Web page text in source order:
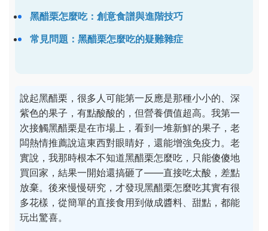
黑醋栗怎麼吃：創意食譜與進階技巧
常見問題：黑醋栗怎麼吃的疑難雜症
說起黑醋栗，很多人可能第一反應是那種小小的、深
紫色的果子，有點酸酸的，但營養價值超高。我第一
次接觸黑醋栗是在市場上，看到一堆新鮮的果子，老
闆熱情推薦說這東西對眼睛好，還能增強免疫力。老
實說，我那時根本不知道黑醋栗怎麼吃，只能傻傻地
買回家，結果一開始還搞砸了——直接吃太酸，差點
放棄。後來慢慢研究，才發現黑醋栗怎麼吃其實有很
多花樣，從簡單的直接食用到做成醬料、甜點，都能
玩出驚喜。